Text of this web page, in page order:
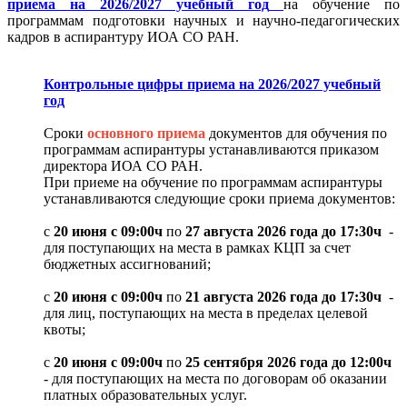
приема на 2026/2027 учебный год
на обучение по
программам подготовки научных и научно-педагогических
кадров в аспирантуру ИОА СО РАН.
Контрольные цифры приема на 2026/2027 учебный
год
Сроки основного приема документов для обучения по
программам аспирантуры устанавливаются приказом
директора ИОА СО РАН.
При приеме на обучение по программам аспирантуры
устанавливаются следующие сроки приема документов:
с 20 июня с 09:00ч по 27 августа 2026 года до 17:30ч -
для поступающих на места в рамках КЦП за счет
бюджетных ассигнований;
с 20 июня с 09:00ч по 21 августа 2026 года до 17:30ч -
для лиц, поступающих на места в пределах целевой
квоты;
с 20 июня с 09:00ч по 25 сентября 2026 года до 12:00ч
- для поступающих на места по договорам об оказании
платных образовательных услуг.